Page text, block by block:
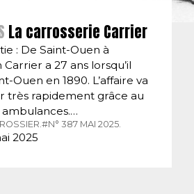
La carrosserie Carrier
: De Saint-Ouen à
a 27 ans lorsqu’il
Ouen en 1890. L’affaire va
très rapidement grâce au
ambulances.…
#N° 387 MAI 2025.
2025